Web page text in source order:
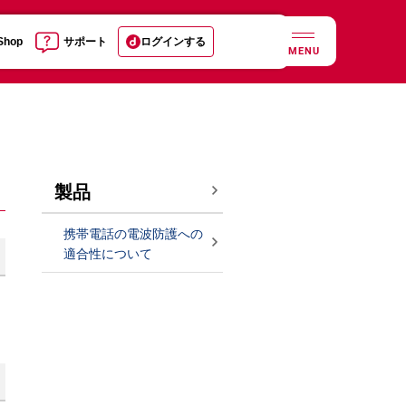
サポート ログインする
MENU
製品
携帯電話の電波防護への
適合性について